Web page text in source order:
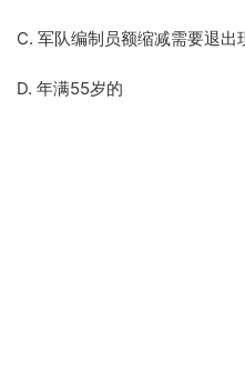
C. 军队编制员额缩减需要退出
D. 年满55岁的